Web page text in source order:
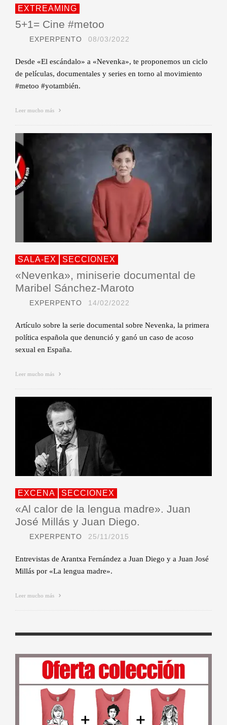
EXTREAMING
5+1= Cine #metoo
EXPERPENTO 08/03/2022
Desde «El escándalo» a «Nevenka», te proponemos un ciclo
de películas, documentales y series en torno al movimiento
#metoo #yotambién.
Leer mucho más
SALA-EX SECCIONEX
«Nevenka», miniserie documental de
Maribel Sánchez-Maroto
EXPERPENTO 14/02/2022
Artículo sobre la serie documental sobre Nevenka, la primera
política española que denunció y ganó un caso de acoso
sexual en España.
Leer mucho más
EXCENA SECCIONEX
«Al calor de la lengua madre». Juan
José Millás y Juan Diego.
EXPERPENTO 25/11/2015
Entrevistas de Arantxa Fernández a Juan Diego y a Juan José
Millás por «La lengua madre».
Leer mucho más